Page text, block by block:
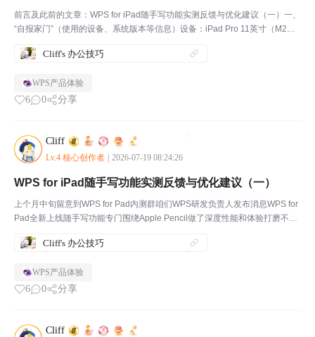
前言及此前的文章：WPS for iPad随手写功能实测反馈与优化建议（一）一、
“自报家门”（使用的设备、系统版本等信息）设备：iPad Pro 11英寸（M2芯
Cliff's 办公技巧
WPS产品体验
6 0 分享
Cliff
Lv.4 核心创作者 2026-07-19 08:24:26
WPS for iPad随手写功能实测反馈与优化建议（一）
上个月中旬留意到WPS for Pad内测群咱们WPS研发负责人发布消息WPS for
Pad全新上线随手写功能专门围绕Apple Pencil做了深度性能和体验打磨不管
成但各类细节体验仍...
Cliff's 办公技巧
WPS产品体验
6 0 分享
Cliff